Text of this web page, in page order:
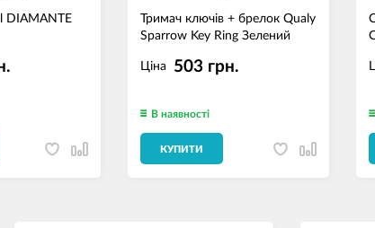
DIAMANTE
Тримач ключів + брелок Qualy
Sparrow Key Ring Зелений
Ціна 503 грн.
В наявності
КУПИТИ